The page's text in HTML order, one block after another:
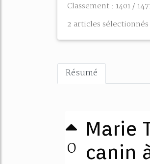
Classement : 1401 /
2 articles sélectionnés
Résumé
0
Marie
canin